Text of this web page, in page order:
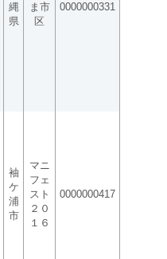
縄
県
ま市
区
0000000331
袖
ケ
浦
市
マニ
フェ
スト
２０
１６
0000000417